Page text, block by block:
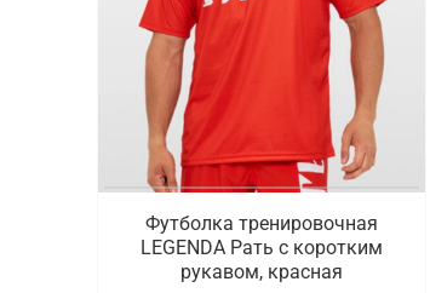
Футболка тренировочная
LEGENDA Рать с коротким
рукавом, красная